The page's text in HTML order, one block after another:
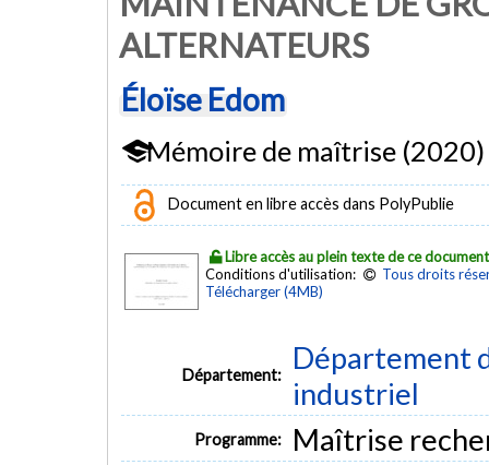
ALTERNATEURS
Éloïse Edom
Mémoire de maîtrise (2020)
Document en libre accès dans PolyPublie
Libre accès au plein texte de ce document
Conditions d'utilisation:
Tous droits
Télécharger (4MB)
Département:
Département
industriel
Programme: Maîtrise